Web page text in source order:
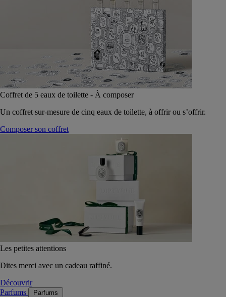
Coffret de 5 eaux de toilette - À composer
Un coffret sur-mesure de cinq eaux de toilette, à offrir ou s’offrir.
Composer son coffret
Les petites attentions
Dites merci avec un cadeau raffiné.
Découvrir
Parfums
Parfums